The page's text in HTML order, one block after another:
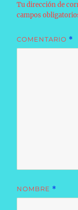
Tu dirección de
campos
COMENTARIO *
NOMBRE *